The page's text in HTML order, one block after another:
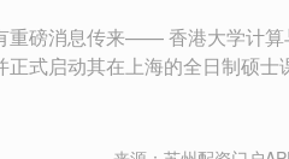
重磅消息传来—— 香港大学计算
式启动其在上海的全日制硕士